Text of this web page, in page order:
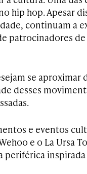
hip hop. Apesar
continuam a
patrocinadores
se aproximar
desses
e eventos
e o La Ursa
periférica